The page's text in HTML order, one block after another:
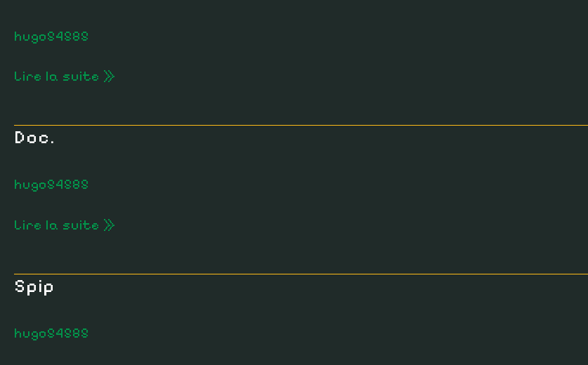
hugo54585
Lire la suite »
Doc.
hugo54585
Doc.
Lire la suite »
Spip
hugo54585
Spip